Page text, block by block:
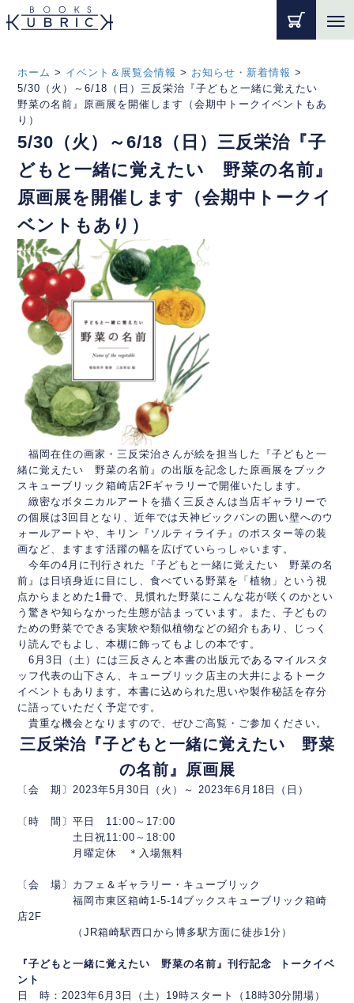
ホーム > イベント＆展覧会情報 > お知らせ・新着情報 >
5/30（火）～6/18（日）三反栄治『子どもと一緒に覚えたい
野菜の名前』原画展を開催します（会期中トークイベントもあ
り）
5/30（火）～6/18（日）三反栄治『子
どもと一緒に覚えたい 野菜の名前』
原画展を開催します（会期中トークイ
ベントもあり）
福岡在住の画家・三反栄治さんが絵を担当した『子どもと一
緒に覚えたい 野菜の名前』の出版を記念した原画展をブック
スキューブリック箱崎店2Fギャラリーで開催いたします。
緻密なボタニカルアートを描く三反さんは当店ギャラリーで
の個展は3回目となり、近年では天神ビックバンの囲い壁へのウ
ォールアートや、キリン『ソルティライチ』のポスター等の装
画など、ますます活躍の幅を広げていらっしゃいます。
今年の4月に刊行された『子どもと一緒に覚えたい 野菜の名
前』は日頃身近に目にし、食べている野菜を「植物」という視
点からまとめた1冊で、見慣れた野菜にこんな花が咲くのかとい
う驚きや知らなかった生態が詰まっています。また、子どもの
ための野菜でできる実験や類似植物などの紹介もあり、じっく
り読んでもよし、本棚に飾ってもよしの本です。
6月3日（土）には三反さんと本書の出版元であるマイルスタ
ッフ代表の山下さん、キューブリック店主の大井によるトーク
イベントもあります。本書に込められた思いや製作秘話を存分
に語っていただく予定です。
貴重な機会となりますので、ぜひご高覧・ご参加ください。
三反栄治『子どもと一緒に覚えたい 野菜
の名前』原画展
〔会 期〕2023年5月30日（火）～ 2023年6月18日（日）
〔時 間〕平日 11:00～17:00
土日祝11:00～18:00
月曜定休 ＊入場無料
〔会 場〕カフェ＆ギャラリー・キューブリック
福岡市東区箱崎1-5-14ブックスキューブリック箱崎
店2F
（JR箱崎駅西口から博多駅方面に徒歩1分）
『子どもと一緒に覚えたい 野菜の名前』刊行記念 トークイベ
ント
日 時：2023年6月3日（土）19時スタート（18時30分開場）